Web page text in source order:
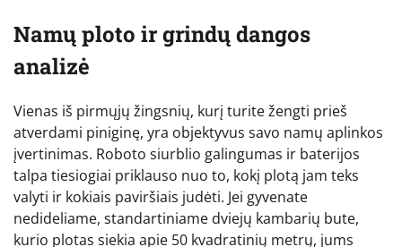
Namų ploto ir grindų dangos
analizė
Vienas iš pirmųjų žingsnių, kurį turite žengti prieš
atverdami piniginę, yra objektyvus savo namų aplinkos
įvertinimas. Roboto siurblio galingumas ir baterijos
talpa tiesiogiai priklauso nuo to, kokį plotą jam teks
valyti ir kokiais paviršiais judėti. Jei gyvenate
nedideliame, standartiniame dviejų kambarių bute,
kurio plotas siekia apie 50 kvadratinių metrų, jums